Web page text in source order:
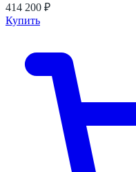
414 200 ₽
Купить